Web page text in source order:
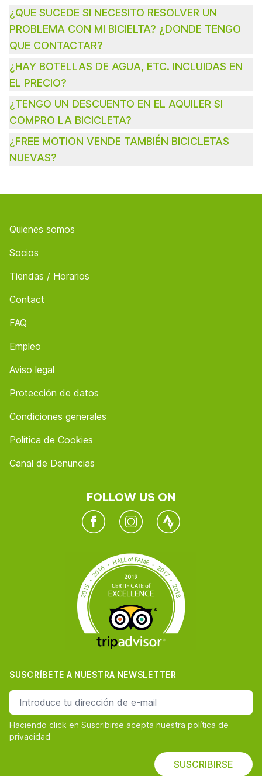
¿QUE SUCEDE SI NECESITO RESOLVER UN
PROBLEMA CON MI BICIELTA? ¿DONDE TENGO
QUE CONTACTAR?
¿HAY BOTELLAS DE AGUA, ETC. INCLUIDAS EN
EL PRECIO?
¿TENGO UN DESCUENTO EN EL AQUILER SI
COMPRO LA BICICLETA?
¿FREE MOTION VENDE TAMBIÉN BICICLETAS
NUEVAS?
Quienes somos
Socios
Tiendas / Horarios
Contact
FAQ
Empleo
Aviso legal
Protección de datos
Condiciones generales
Política de Cookies
Canal de Denuncias
FOLLOW US ON
FacebookInstagramTwitter
SUSCRÍBETE A NUESTRA NEWSLETTER
dirección de correo
Haciendo click en Suscribirse acepta nuestra política de
privacidad
SUSCRIBIRSE